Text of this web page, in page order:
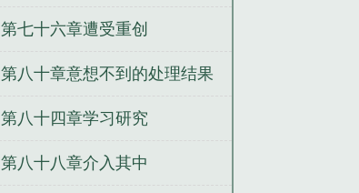
第七十六章遭受重创
第八十章意想不到的处理结果
第八十四章学习研究
第八十八章介入其中